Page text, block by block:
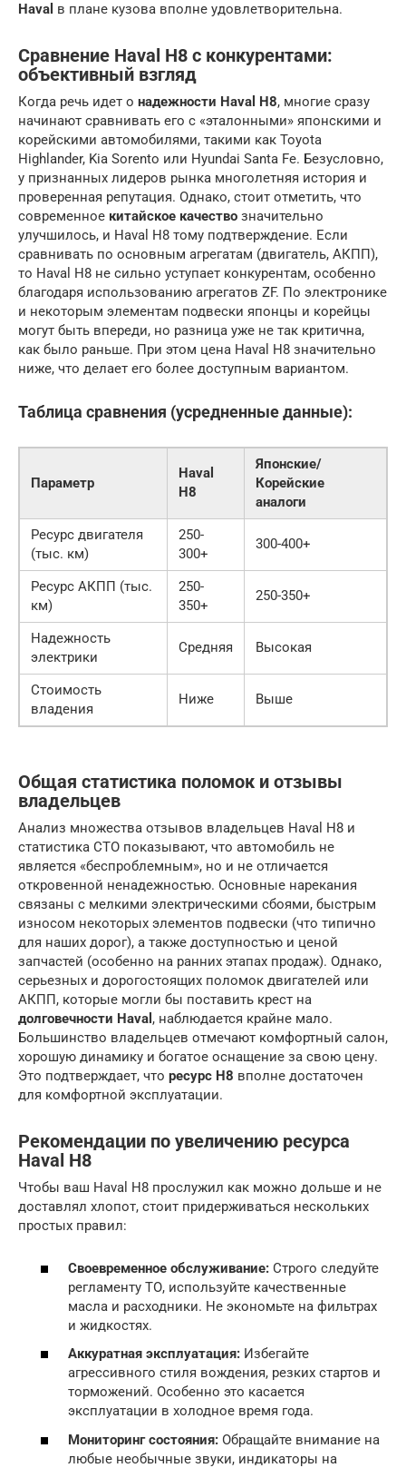
Haval в плане кузова вполне удовлетворительна.
Сравнение Haval H8 с конкурентами:
объективный взгляд
Когда речь идет о надежности Haval H8, многие сразу
начинают сравнивать его с «эталонными» японскими и
корейскими автомобилями, такими как Toyota
Highlander, Kia Sorento или Hyundai Santa Fe. Безусловно,
у признанных лидеров рынка многолетняя история и
проверенная репутация. Однако, стоит отметить, что
современное китайское качество значительно
улучшилось, и Haval H8 тому подтверждение. Если
сравнивать по основным агрегатам (двигатель, АКПП),
то Haval H8 не сильно уступает конкурентам, особенно
благодаря использованию агрегатов ZF. По электронике
и некоторым элементам подвески японцы и корейцы
могут быть впереди, но разница уже не так критична,
как было раньше. При этом цена Haval H8 значительно
ниже, что делает его более доступным вариантом.
Таблица сравнения (усредненные данные):
Параметр
Haval
H8
Японские/
Корейские
аналоги
Ресурс двигателя
(тыс. км)
250-
300+
300-400+
Ресурс АКПП (тыс.
км)
250-
350+
250-350+
Надежность
электрики
Средняя Высокая
Стоимость
владения
Ниже Выше
Общая статистика поломок и отзывы
владельцев
Анализ множества отзывов владельцев Haval H8 и
статистика СТО показывают, что автомобиль не
является «беспроблемным», но и не отличается
откровенной ненадежностью. Основные нарекания
связаны с мелкими электрическими сбоями, быстрым
износом некоторых элементов подвески (что типично
для наших дорог), а также доступностью и ценой
запчастей (особенно на ранних этапах продаж). Однако,
серьезных и дорогостоящих поломок двигателей или
АКПП, которые могли бы поставить крест на
долговечности Haval , наблюдается крайне мало.
Большинство владельцев отмечают комфортный салон,
хорошую динамику и богатое оснащение за свою цену.
Это подтверждает, что ресурс H8 вполне достаточен
для комфортной эксплуатации.
Рекомендации по увеличению ресурса
Haval H8
Чтобы ваш Haval H8 прослужил как можно дольше и не
доставлял хлопот, стоит придерживаться нескольких
простых правил:
Своевременное обслуживание: Строго следуйте
регламенту ТО, используйте качественные
масла и расходники. Не экономьте на фильтрах
и жидкостях.
Аккуратная эксплуатация: Избегайте
агрессивного стиля вождения, резких стартов и
торможений. Особенно это касается
эксплуатации в холодное время года.
Мониторинг состояния: Обращайте внимание на
любые необычные звуки, индикаторы на